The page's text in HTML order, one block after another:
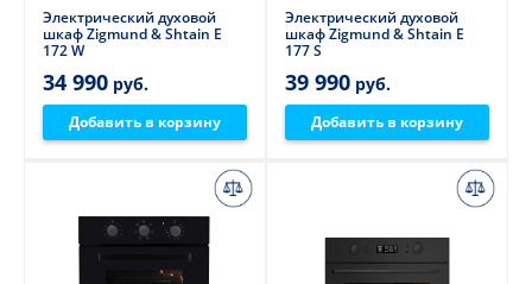
Электрический духовой
шкаф Zigmund & Shtain E
172 W
34 990 руб.
Добавить в корзину
Электрический духовой
шкаф Zigmund & Shtain E
177 S
39 990 руб.
Добавить в корзину